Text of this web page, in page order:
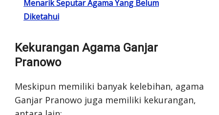
Menarik Seputar Agama Yang Belum
Diketahui
Kekurangan Agama Ganjar
Pranowo
Meskipun memiliki banyak kelebihan, agama
Ganjar Pranowo juga memiliki kekurangan,